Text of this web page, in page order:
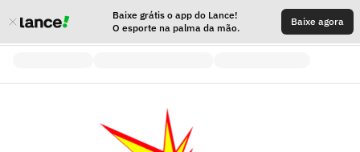
Baixe grátis o app do Lance!
O esporte na palma da mão.
Baixe agora